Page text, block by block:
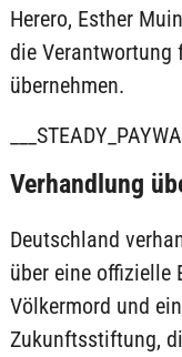
Herero, Esther
die Verantwortung
übernehmen.
Verhandlung
Deutschland
über eine offizielle
Völkermord und
Zukunftsstiftung,